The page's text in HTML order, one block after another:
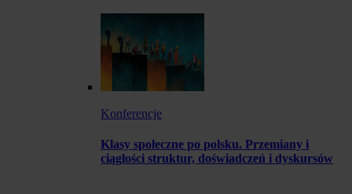
Konferencje
Klasy społeczne po polsku. Przemiany i
ciągłości struktur, doświadczeń i dyskursów